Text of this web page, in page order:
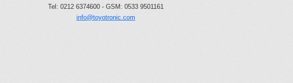
Tel: 0212 6374600 - GSM: 0533 9501161
info@toyotronic.com